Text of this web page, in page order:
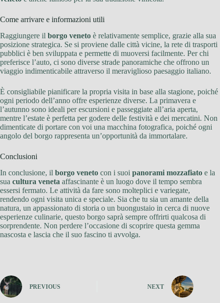
Come arrivare e informazioni utili
Raggiungere il borgo veneto è relativamente semplice, grazie alla sua
posizione strategica. Se si proviene dalle città vicine, la rete di trasporti
pubblici è ben sviluppata e permette di muoversi facilmente. Per chi
preferisce l’auto, ci sono diverse strade panoramiche che offrono un
viaggio indimenticabile attraverso il meraviglioso paesaggio italiano.
È consigliabile pianificare la propria visita in base alla stagione, poiché
ogni periodo dell’anno offre esperienze diverse. La primavera e
l’autunno sono ideali per escursioni e passeggiate all’aria aperta,
mentre l’estate è perfetta per godere delle festività e dei mercatini. Non
dimenticate di portare con voi una macchina fotografica, poiché ogni
angolo del borgo rappresenta un’opportunità da immortalare.
Conclusioni
In conclusione, il borgo veneto con i suoi panorami mozzafiato e la
sua cultura veneta affascinante è un luogo dove il tempo sembra
essersi fermato. Le attività da fare sono molteplici e variegate,
rendendo ogni visita unica e speciale. Sia che tu sia un amante della
natura, un appassionato di storia o un buongustaio in cerca di nuove
esperienze culinarie, questo borgo saprà sempre offrirti qualcosa di
sorprendente. Non perdere l’occasione di scoprire questa gemma
nascosta e lascia che il suo fascino ti avvolga.
PREVIOUS NEXT